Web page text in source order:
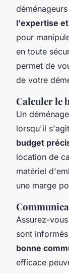
l'expertise
pour
en toute
permet de
de votre
Calculer le
Un
lorsqu'il
budget
location de
matériel
une marge
Assurez-
sont
bonne
efficace